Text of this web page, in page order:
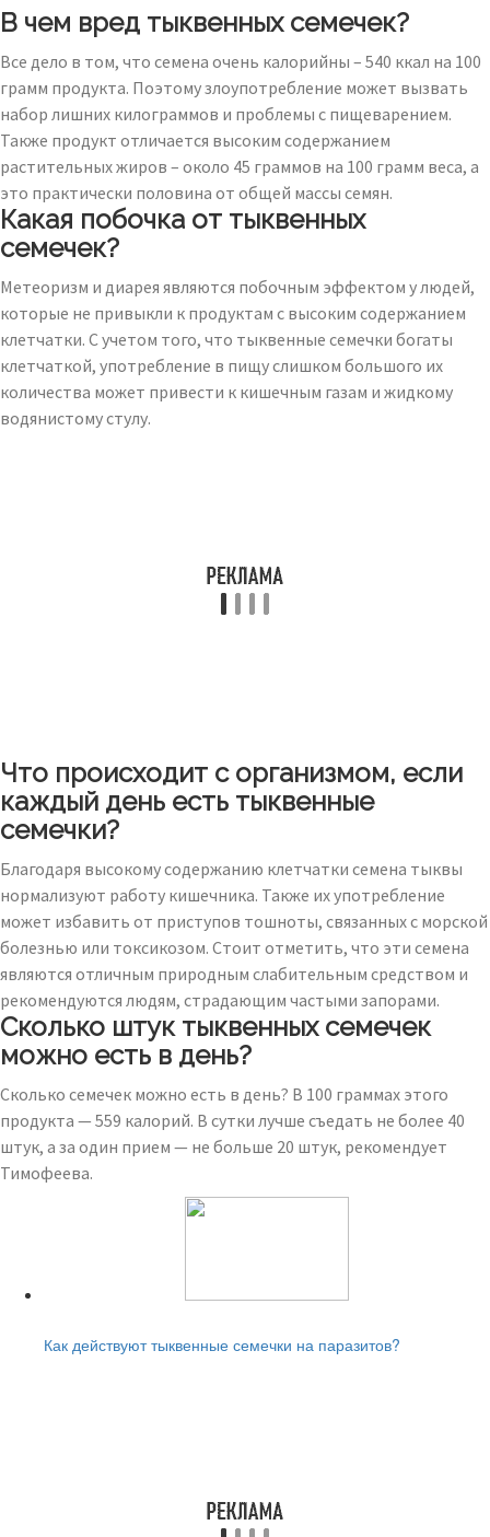
В чем вред тыквенных семечек?
Все дело в том, что семена очень калорийны – 540 ккал на 100
грамм продукта. Поэтому злоупотребление может вызвать
набор лишних килограммов и проблемы с пищеварением.
Также продукт отличается высоким содержанием
растительных жиров – около 45 граммов на 100 грамм веса, а
это практически половина от общей массы семян.
Какая побочка от тыквенных
семечек?
Метеоризм и диарея являются побочным эффектом у людей,
которые не привыкли к продуктам с высоким содержанием
клетчатки. С учетом того, что тыквенные семечки богаты
клетчаткой, употребление в пищу слишком большого их
количества может привести к кишечным газам и жидкому
водянистому стулу.
Что происходит с организмом, если
каждый день есть тыквенные
семечки?
Благодаря высокому содержанию клетчатки семена тыквы
нормализуют работу кишечника. Также их употребление
может избавить от приступов тошноты, связанных с морской
болезнью или токсикозом. Стоит отметить, что эти семена
являются отличным природным слабительным средством и
рекомендуются людям, страдающим частыми запорами.
Сколько штук тыквенных семечек
можно есть в день?
Сколько семечек можно есть в день? В 100 граммах этого
продукта — 559 калорий. В сутки лучше съедать не более 40
штук, а за один прием — не больше 20 штук, рекомендует
Тимофеева.
Как действуют тыквенные семечки на паразитов?